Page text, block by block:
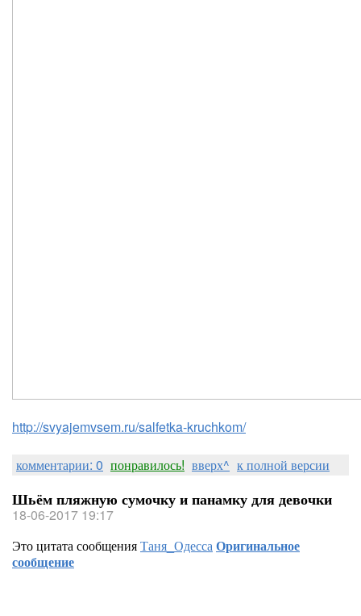
http://svyajemvsem.ru/salfetka-kruchkom/
комментарии: 0 понравилось! вверх^ к полной версии
Шьём пляжную сумочку и панамку для девочки
18-06-2017 19:17
Это цитата сообщенияТаня_ОдессаОригинальное
сообщение